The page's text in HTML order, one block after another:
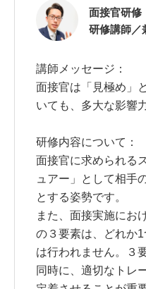
面接官研修
研修講師／
講師メッセージ：
面接官は「見極め」
いても、多大な影響
研修内容について：
面接官に求められる
ュアー」として相手
とする姿勢です。
また、面接実施にお
の３要素は、どれか
は行われません。３
同時に、適切なトレ